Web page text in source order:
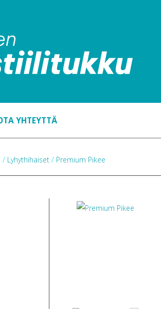
YHTEYTTÄ
/ Lyhythihaiset / Premium Pikee